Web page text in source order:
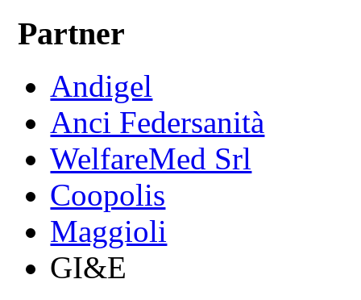
Partner
Andigel
Anci Federsanità
WelfareMed Srl
Coopolis
Maggioli
GI&E